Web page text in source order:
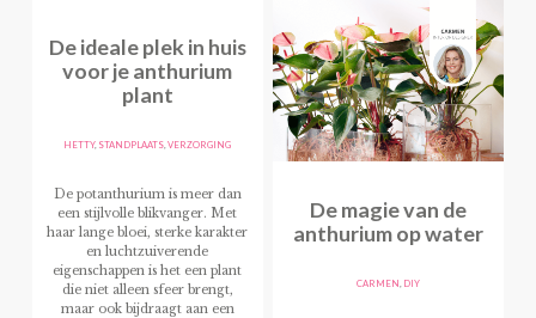
De ideale plek in huis
voor je anthurium
plant
HETTY, STANDPLAATS ,VERZORGING
De potanthurium is meer dan
een stijlvolle blikvanger. Met
haar lange bloei, sterke karakter
en luchtzuiverende
eigenschappen is het een plant
die niet alleen sfeer brengt,
maar ook bijdraagt aan een
De magie van de
anthurium op water
CARMEN DIY